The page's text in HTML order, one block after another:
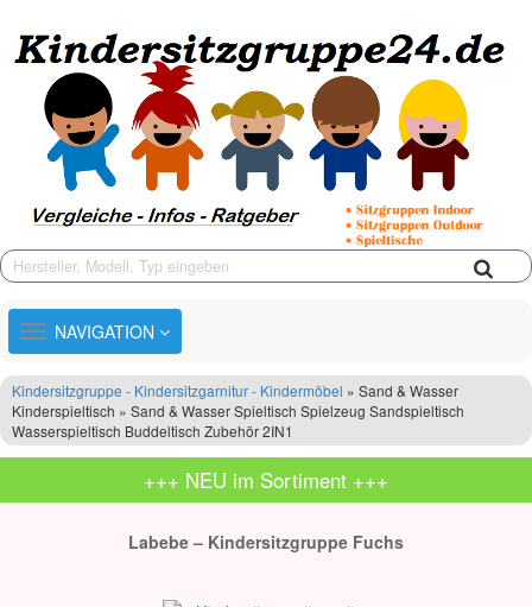
TOGGLE
NAVIGATION
NAVIGATION
Kindersitzgruppe - Kindersitzgarnitur - Kindermöbel » Sand & Wasser
Kinderspieltisch » Sand & Wasser Spieltisch Spielzeug Sandspieltisch
Wasserspieltisch Buddeltisch Zubehör 2IN1
+++ NEU im Sortiment +++
Labebe – Kindersitzgruppe Fuchs